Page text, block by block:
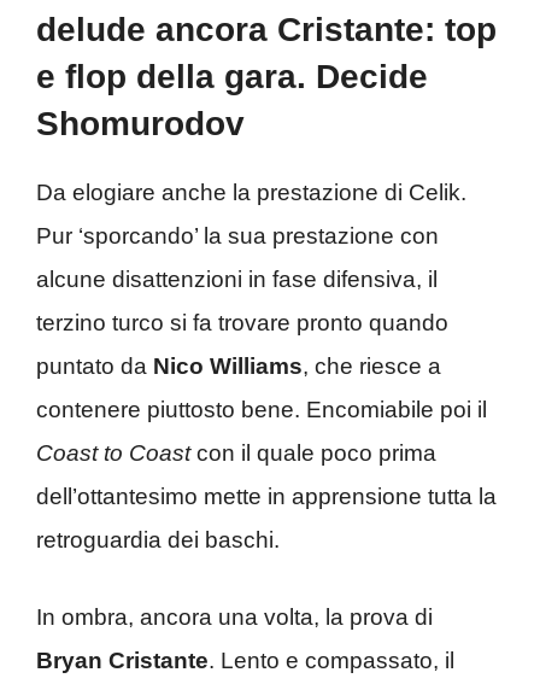
delude ancora Cristante: top
e flop della gara. Decide
Shomurodov
Da elogiare anche la prestazione di Celik.
Pur ‘sporcando’ la sua prestazione con
alcune disattenzioni in fase difensiva, il
terzino turco si fa trovare pronto quando
puntato da Nico Williams, che riesce a
contenere piuttosto bene. Encomiabile poi il
Coast to Coastcon il quale poco prima
dell’ottantesimo mette in apprensione tutta la
retroguardia dei baschi.
In ombra, ancora una volta, la prova di
Bryan Cristante. Lento e compassato, il